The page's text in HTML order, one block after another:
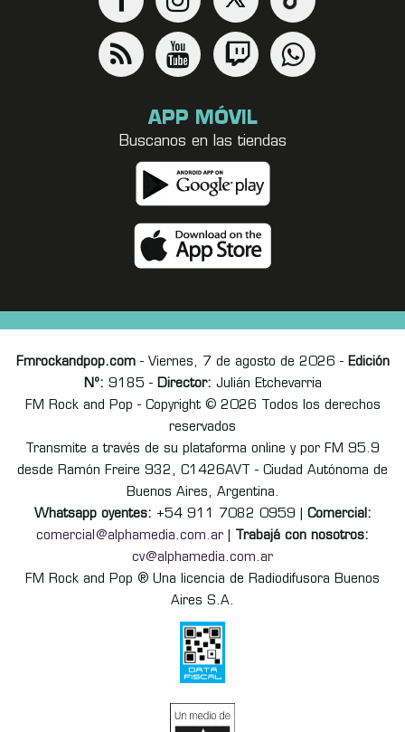
APP MÓVIL
Buscanos en las tiendas
Fmrockandpop.com- Viernes, 7 de agosto de 2026 - Edición
Nº: 9185 - Director: Julián Etchevarria
FM Rock and Pop - Copyright © 2026 Todos los derechos
reservados
Transmite a través de su plataforma online y por FM 95.9
desde Ramón Freire 932, C1426AVT - Ciudad Autónoma de
Buenos Aires, Argentina.
Whatsapp oyentes: +54 911 7082 0959 | Comercial:
comercial@alphamedia.com.ar
Trabajá con nosotros:
cv@alphamedia.com.ar
FM Rock and Pop ® Una licencia de Radiodifusora Buenos
Aires S.A.